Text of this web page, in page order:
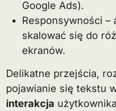
Google Ads).
Responsywności –
skalować się do
ekranów.
Delikatne przejścia,
pojawianie się tekstu
interakcja